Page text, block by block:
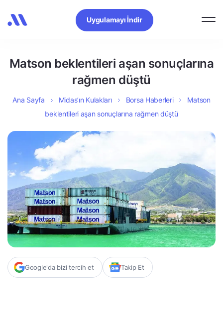
Uygulamayı İndir
Matson beklentileri aşan sonuçlarına
rağmen düştü
Ana Sayfa Midas’ın Kulakları Borsa Haberleri
Matson
beklentileri aşan sonuçlarına rağmen düştü
Google'da bizi tercih et Takip Et